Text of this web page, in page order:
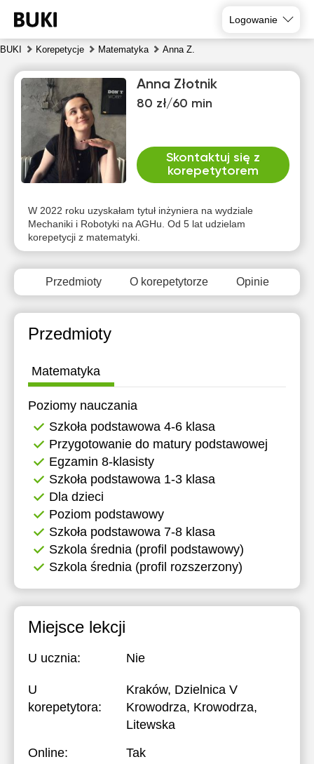
Logowanie
BUKI Korepetycje Matematyka Anna Z.
Anna Złotnik
80 zł/60 min
Skontaktuj się z
korepetytorem
W 2022 roku uzyskałam tytuł inżyniera na wydziale
Mechaniki i Robotyki na AGHu. Od 5 lat udzielam
korepetycji z matematyki.
Przedmioty O korepetytorze Opinie
Przedmioty
Matematyka
Poziomy nauczania
Szkoła podstawowa 4-6 klasa
Przygotowanie do matury podstawowej
Egzamin 8-klasisty
Szkoła podstawowa 1-3 klasa
Dla dzieci
Poziom podstawowy
Szkoła podstawowa 7-8 klasa
Szkola średnia (profil podstawowy)
Szkola średnia (profil rozszerzony)
Miejsce lekcji
U ucznia: Nie
U
korepetytora:
Kraków, Dzielnica V
Krowodrza, Krowodrza,
Litewska
Online:
Tak
5
6
7
8
9
Brak
dostępnych
terminów
21:00
20:30
21:00 13:30
14:30
15:00
16:00
18:30
19:00
13:30
14:30
16:00
18:30
dostępnych
terminów
Brak